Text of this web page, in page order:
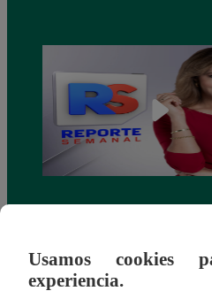
Usamos cookies
experiencia.